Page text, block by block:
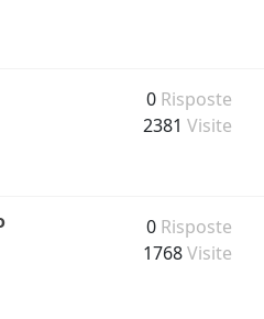
0 Risposte
2381 Visite
0 Risposte
1768Visite